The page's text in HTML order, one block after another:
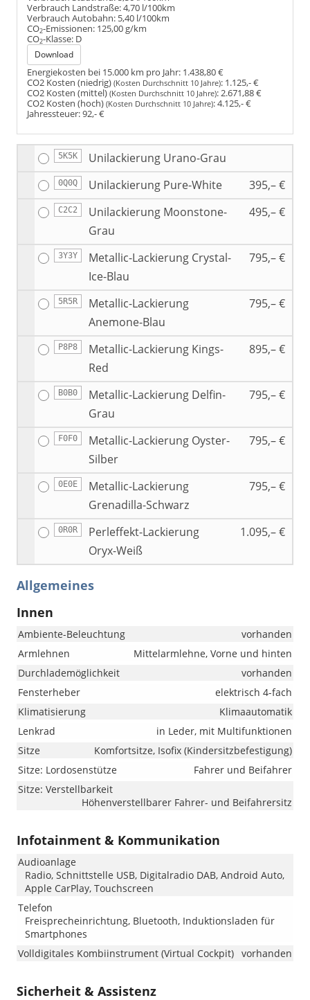
Verbrauch Landstraße:4,70 l/100km
Verbrauch Autobahn: 5,40 l/100km
CO2-Emissionen: 125,00 g/km
CO2-Klasse: D
Download
Energiekosten bei 15.000 km pro Jahr: 1.438,80 €
CO2 Kosten (niedrig) (Kosten Durchschnitt 10 Jahre): 1.125,- €
CO2 Kosten (mittel) (Kosten Durchschnitt 10 Jahre):2.671,88 €
CO2 Kosten (hoch) (Kosten Durchschnitt 10 Jahre):4.125,- €
Jahressteuer:92,- €
5K5K Unilackierung Urano-Grau
0Q0Q Unilackierung Pure-White 395,– €
C2C2
Unilackierung Moonstone-
Grau
495,– €
3Y3Y
Metallic-Lackierung Crystal-
Ice-Blau
795,– €
5R5R
Metallic-Lackierung
Anemone-Blau
795,– €
P8P8
Metallic-Lackierung Kings-
Red
895,– €
B0B0
Metallic-Lackierung Delfin-
Grau
795,– €
F0F0
Metallic-Lackierung Oyster-
Silber
795,– €
0E0E
Metallic-Lackierung
Grenadilla-Schwarz
795,– €
0R0R
Perleffekt-Lackierung
Oryx-Weiß
1.095,– €
Allgemeines
Innen
Ambiente-Beleuchtung
vorhanden
Armlehnen
Mittelarmlehne, Vorne und hinten
Durchlademöglichkeit
vorhanden
Fensterheber
elektrisch 4-fach
Klimatisierung
Klimaautomatik
Lenkrad
in Leder, mit Multifunktionen
Sitze
Komfortsitze, Isofix (Kindersitzbefestigung)
Sitze: Lordosenstütze
Fahrer und Beifahrer
Sitze: Verstellbarkeit
Höhenverstellbarer Fahrer- und Beifahrersitz
Infotainment & Kommunikation
Audioanlage
Radio, Schnittstelle USB, Digitalradio DAB, Android Auto,
Apple CarPlay, Touchscreen
Telefon
Freisprecheinrichtung, Bluetooth, Induktionsladen für
Smartphones
Volldigitales Kombiinstrument (Virtual Cockpit) vorhanden
Sicherheit & Assistenz